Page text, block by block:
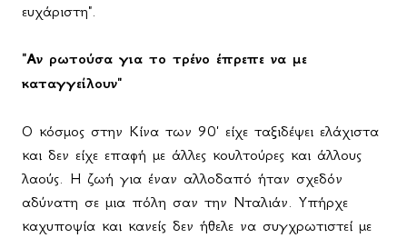
ευχάριστη".
"Αν ρωτούσα για το τρένο έπρεπε να με
καταγγείλουν"
Ο κόσμος στην Κίνα των 90' είχε ταξιδέψει ελάχιστα
και δεν είχε επαφή με άλλες κουλτούρες και άλλους
λαούς. Η ζωή για έναν αλλοδαπό ήταν σχεδόν
αδύνατη σε μια πόλη σαν την Νταλιάν. Υπήρχε
καχυποψία και κανείς δεν ήθελε να συγχρωτιστεί με